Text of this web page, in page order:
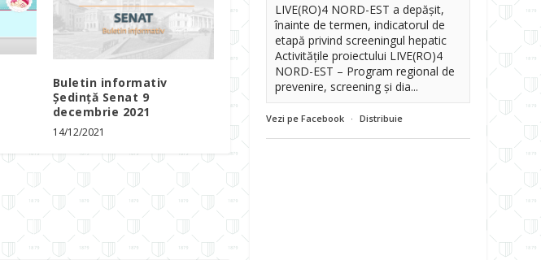
Buletin informativ
Ședință Senat 9
decembrie 2021
14/12/2021
LIVE(RO)4 NORD-EST a depășit,
înainte de termen, indicatorul de
etapă privind screeningul hepatic
Activitățile proiectului LIVE(RO)4
NORD-EST – Program regional de
prevenire, screening și dia...
Vezi pe Facebook · Distribuie